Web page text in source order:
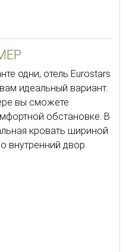
одни, отель Eurostars
идеальный вариант.
вы сможете
обстановке. В
кровать шириной
внутренний двор.